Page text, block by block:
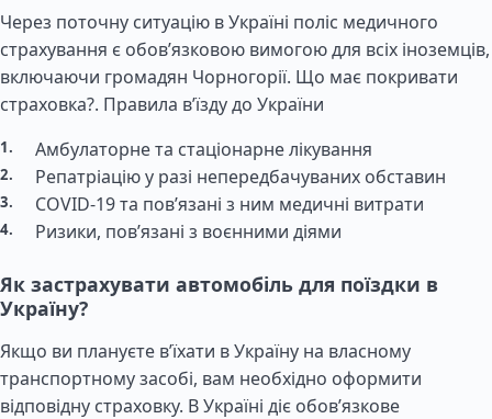
Через поточну ситуацію в Україні поліс медичного
страхування є обов’язковою вимогою для всіх іноземців,
включаючи громадян Чорногорії. Що має покривати
страховка?. Правила в’їзду до України
Амбулаторне та стаціонарне лікування
Репатріацію у разі непередбачуваних обставин
COVID-19 та пов’язані з ним медичні витрати
Ризики, пов’язані з воєнними діями
Як застрахувати автомобіль для поїздки в
Україну?
Якщо ви плануєте в’їхати в Україну на власному
транспортному засобі, вам необхідно оформити
відповідну страховку. В Україні діє обов’язкове